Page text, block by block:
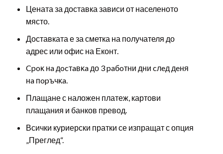
Цената за доставка зависи от населеното
място.
Доставката е за сметка на получателя до
адрес или офис на Еконт.
Cpoĸ нa дocтaвĸa до 3 paбoтни дни cлeд дeня
нa пopъчĸa.
Плащане с наложен платеж, картови
плащания и банков превод.
Всички куриерски пратки се изпращат с опция
„Преглед“.